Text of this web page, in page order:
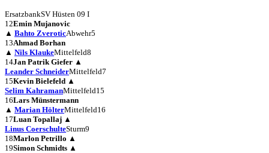
ErsatzbankSV Hüsten 09 I
12Emin Mujanovic
▲ Bahto ZveroticAbwehr5
13Ahmad Borhan
▲ Nils KlaukeMittelfeld8
14Jan Patrik Giefer ▲
Leander SchneiderMittelfeld7
15Kevin Bielefeld ▲
Selim KahramanMittelfeld15
16Lars Münstermann
▲ Marian HölterMittelfeld16
17Luan Topallaj ▲
Linus CoerschulteSturm9
18Marlon Petrillo ▲
19Simon Schmidts ▲